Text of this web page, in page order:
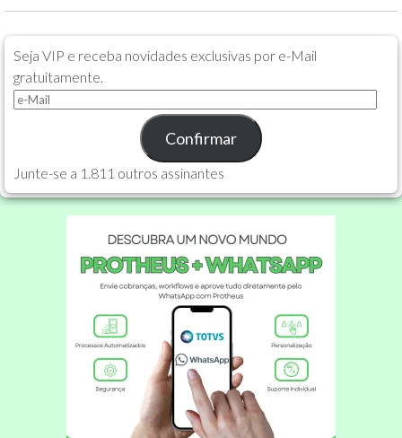
Seja VIP e receba novidades exclusivas por e-Mail
gratuitamente.
e-
Confirmar
Junte-se a 1.811 outros assinantes